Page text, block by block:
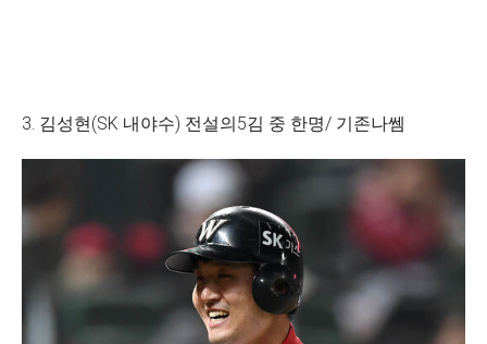
3. 김성현(SK 내야수) 전설의5김 중 한명/ 기존나쎔